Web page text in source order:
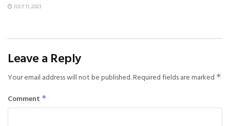
JULY 11, 2023
Leave a Reply
Your email address will not be published.Required fields are marked *
Comment *